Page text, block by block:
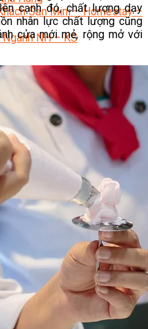
Sạn Mini – Homestay –
NH – KS
Marketing
Media
– Tiktok Ads
Tử – Kinh Doanh Thực
(SEO)
Đa Kênh
Foundation
– Illustrator
Ngành F&B
Ngành Chăm Sóc Sắc Đẹp
Marketing
Sự Kiện
cạnh đó, chất lượng dạy
nhân lực chất lượng cũng
cửa mới mẻ, rộng mở với